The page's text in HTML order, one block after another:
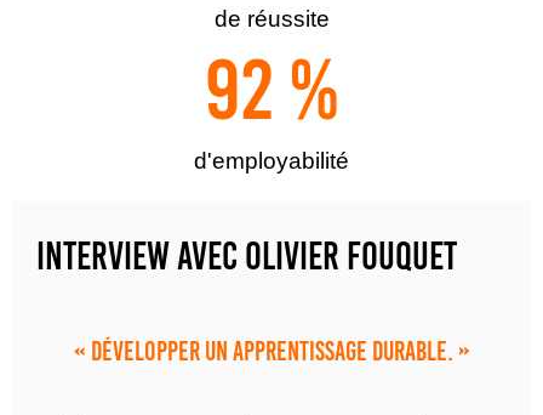
de réussite
d'employabilité
92 %
Interview avec Olivier FOUQUET
« Développer un apprentissage durable. »